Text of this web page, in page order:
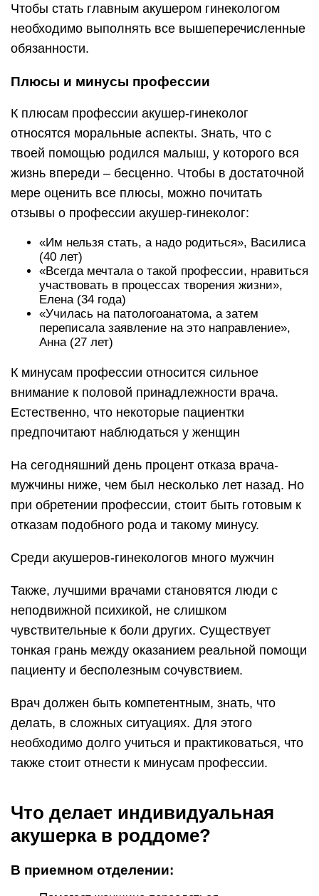
Чтобы стать главным акушером гинекологом
необходимо выполнять все вышеперечисленные
обязанности.
Плюсы и минусы профессии
К плюсам профессии акушер-гинеколог
относятся моральные аспекты. Знать, что с
твоей помощью родился малыш, у которого вся
жизнь впереди – бесценно. Чтобы в достаточной
мере оценить все плюсы, можно почитать
отзывы о профессии акушер-гинеколог:
«Им нельзя стать, а надо родиться», Василиса
(40 лет)
«Всегда мечтала о такой профессии, нравиться
участвовать в процессах творения жизни»,
Елена (34 года)
«Училась на патологоанатома, а затем
переписала заявление на это направление»,
Анна (27 лет)
К минусам профессии относится сильное
внимание к половой принадлежности врача.
Естественно, что некоторые пациентки
предпочитают наблюдаться у женщин
На сегодняшний день процент отказа врача-
мужчины ниже, чем был несколько лет назад. Но
при обретении профессии, стоит быть готовым к
отказам подобного рода и такому минусу.
Среди акушеров-гинекологов много мужчин
Также, лучшими врачами становятся люди с
неподвижной психикой, не слишком
чувствительные к боли других. Существует
тонкая грань между оказанием реальной помощи
пациенту и бесполезным сочувствием.
Врач должен быть компетентным, знать, что
делать, в сложных ситуациях. Для этого
необходимо долго учиться и практиковаться, что
также стоит отнести к минусам профессии.
Что делает индивидуальная
акушерка в роддоме?
В приемном отделении: